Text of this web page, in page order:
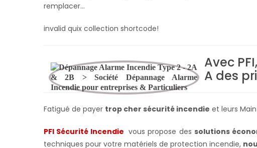
remplacer...
invalid quix collection shortcode!
Avec
A des
Fatigué de payer trop cher sécurité incendie et leurs
PFI Sécurité Incendie vous propose des solutions
techniques pour votre matériels de protection incendie,